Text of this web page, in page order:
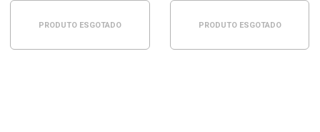
PRODUTO ESGOTADO PRODUTO ESGOTADO